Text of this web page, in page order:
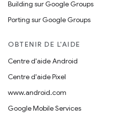
Building sur Google Groups
Porting sur Google Groups
OBTENIR DE L'AIDE
Centre d'aide Android
Centre d'aide Pixel
www.android.com
Google Mobile Services